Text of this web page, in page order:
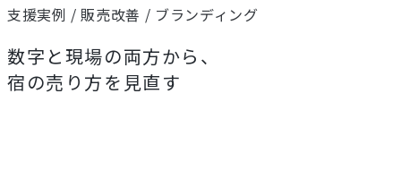
支援実例 / 販売改善 / ブランディング
数字と現場の両方から、
宿の売り方を見直す